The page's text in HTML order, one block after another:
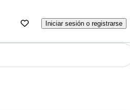
Iniciar sesión o registrarse